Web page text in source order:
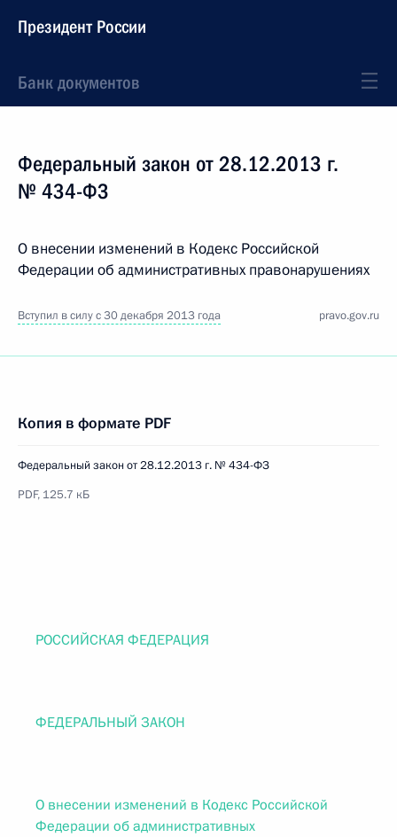
Президент России
Банк документов
Федеральный закон от 28.12.2013 г.
№ 434-ФЗ
О внесении изменений в Кодекс Российской
Федерации об административных правонарушениях
Вступил в силу с 30 декабря 2013 года pravo.gov.ru
Копия в формате PDF
Федеральный закон от 28.12.2013 г. № 434-ФЗ
PDF, 125.7 кБ
РОССИЙСКАЯ ФЕДЕРАЦИЯ
ФЕДЕРАЛЬНЫЙ ЗАКОН
О внесении изменений в Кодекс Российской
Федерации об административных